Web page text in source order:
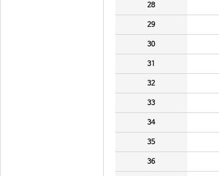
28
29
30
31
32
33
34
35
36